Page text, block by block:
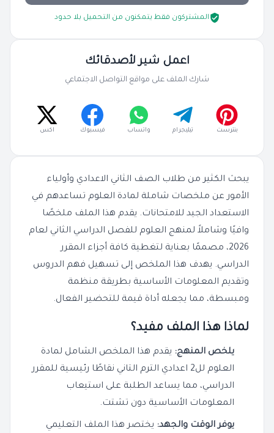
يبحث الكثير من طلاب الصف الثاني الاعدادي وأولياء
الأمور عن ملخصات شاملة لمادة العلوم تساعدهم في
الاستعداد الجيد للامتحانات. يقدم هذا الملف ملخصًا
وافيًا وشاملاً لمنهج العلوم للفصل الدراسي الثاني لعام
2026، مصممًا بعناية لتغطية كافة أجزاء المقرر
الدراسي. يهدف هذا الملخص إلى تسهيل فهم الدروس
وتقديم المعلومات الأساسية بطريقة منظمة
ومبسطة، مما يجعله أداة قيمة للتحضير الفعال.
لماذا هذا الملف مفيد؟
يلخص المنهج: يقدم هذا الملخص الشامل لمادة
العلوم لل2 اعدادي الترم التاني نقاطًا رئيسية للمقرر
الدراسي، مما يساعد الطلبة على استيعاب
المعلومات الأساسية دون تشتت.
يوفر الوقت والجهد: يختصر هذا الملف التعليمي
المشتركون فقط يتمكنون من التحميل بلا حدود
اعمل شير لأصدقائك
شارك الملف على مواقع التواصل الاجتماعي
بنترست تيليجرام واتساب فيسبوك اكس